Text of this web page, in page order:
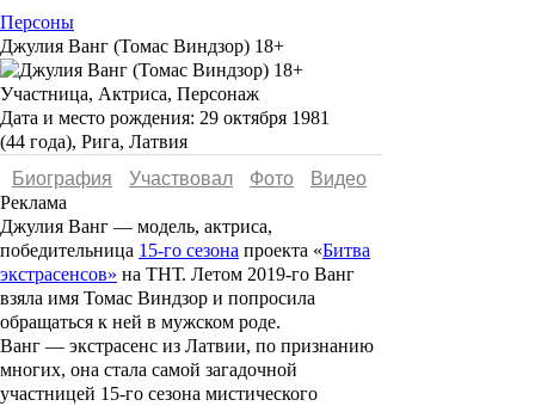
Персоны
Джулия Ванг (Томас Виндзор) 18+
Участница, Актриса, Персонаж
Дата и место рождения: 29 октября 1981
(44 года), Рига, Латвия
Биография
Участвовал Фото
Видеo
Реклама
Джулия Ванг — модель, актриса,
победительница 15-го сезона проекта «Битва
экстрасенсов» на ТНТ. Летом 2019-го Ванг
взяла имя Томас Виндзор и попросила
обращаться к ней в мужском роде.
Ванг — экстрасенс из Латвии, по признанию
многих, она стала самой загадочной
участницей 15-го сезона мистического